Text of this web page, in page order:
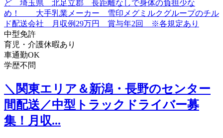
中型免許
育児・介護休暇あり
車通勤OK
学歴不問
＼関東エリア＆新潟・長野のセンター
間配送／中型トラックドライバー募
集！月収...